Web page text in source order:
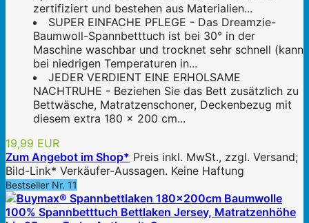
zertifiziert und bestehen aus Materialien...
SUPER EINFACHE PFLEGE - Das Dreamzie-
Baumwoll-Spannbetttuch ist bei 30° in der
Maschine waschbar und trocknet sehr schnell (kann
bei niedrigen Temperaturen in...
JEDER VERDIENT EINE ERHOLSAME
NACHTRUHE - Beziehen Sie das Bett zusätzlich zu
Bettwäsche, Matratzenschoner, Deckenbezug mit
diesem extra 180 x 200 cm...
19,99 EUR
Zum Angebot im Shop* Preis inkl. MwSt., zzgl. Versand;
Bild-Link* Verkäufer-Aussagen. Keine Haftung
Bestseller Nr. 11